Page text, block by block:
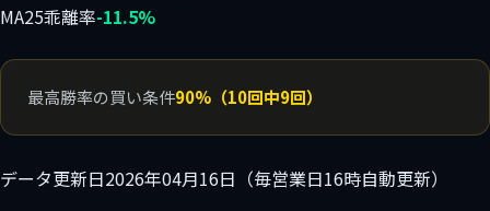
MA25乖離率-11.5%
最高勝率の買い条件90%（10回中9回）
データ更新日2026年04月16日（毎営業日16時自動更新）